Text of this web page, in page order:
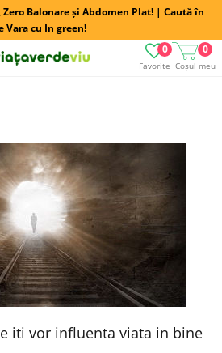
Balonare și Abdomen Plat! | Caută în
Vara cu In green!
Favorite
0
Coșul meu
0
iti vor influenta viata in bine